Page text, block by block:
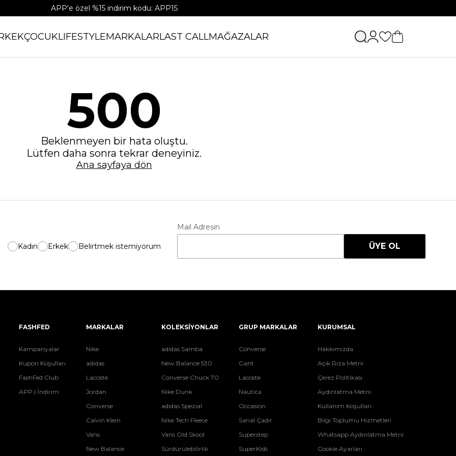
APP'e özel %15 indirim kodu: APP15
ÇOCUKLIFESTYLEMARKALARLAST CALLMAĞAZALAR
500
Beklenmeyen bir hata oluştu.
Lütfen daha sonra tekrar deneyiniz.
Ana sayfaya dön
Kadın Erkek Belirtmek istemiyorum
Mail Adresin
ÜYE OL
FASHFED
Kampanyalar
Kupon Koşulları
FashFed Club
APP | İndirim
MARKALAR
Nike
adidas
Lacoste
Jordan
Converse
Calvin Klein
Vans
New Balance
KOLEKSİYONLAR
adidas Samba
New Balance 530
Converse Chuck 70
Nike Dunk
adidas Spezial
Nike Tech Fleece
Vans Old Skool
Sürdürülebilirlik
GRUP MARKALAR
Converse
Gant
Lacoste
Nautica
Occasion
Sanal Çadır
Superstep
SuperKids
KURUMSAL
Hakkımızda
Açık Rıza Metni
Çerez Politikası
Aydınlatma Metni
Kullanım Koşulları
Bilgi Toplumu Hizmetleri
Whatsapp Aydınlatma Metni
Cookie Ayarları